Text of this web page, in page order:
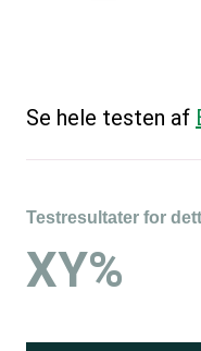
Se hele testen af
Testresultater for
XY%